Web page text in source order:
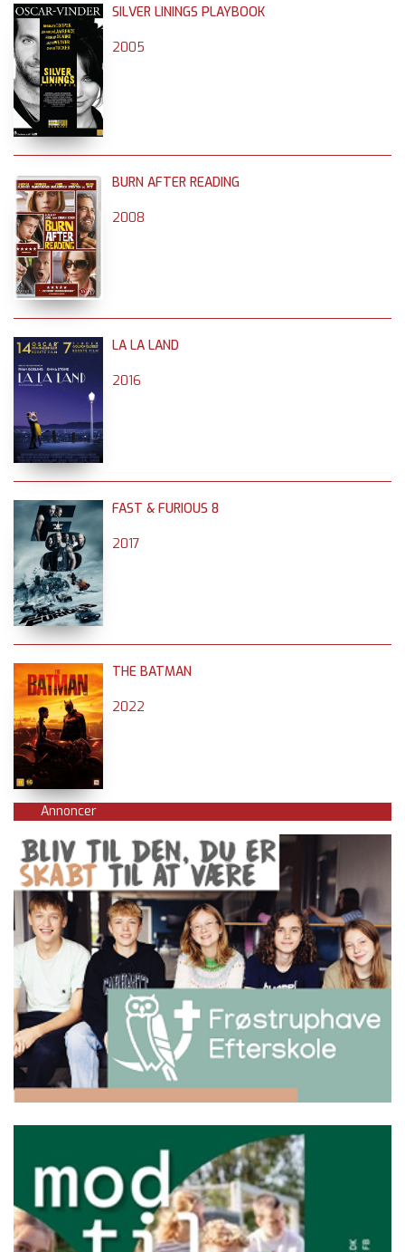
SILVER LININGS PLAYBOOK
2005
BURN AFTER READING
2008
LA LA LAND
2016
FAST & FURIOUS 8
2017
THE BATMAN
2022
Annoncer